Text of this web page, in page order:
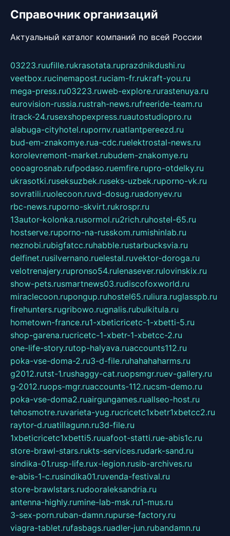
Справочник организаций
Актуальный каталог компаний по всей России
03223.ruufille.rukrasotata.ruprazdnikdushi.ru
veetbox.rucinemapost.ruciam-fr.rukraft-you.ru
mega-press.ru03223.ruweb-explore.rurastenuya.ru
eurovision-russia.rustrah-news.rufreeride-team.ru
itrack-24.rusexshopexpress.ruautostudiopro.ru
alabuga-cityhotel.rupornv.ruatlantpereezd.ru
bud-em-znakomye.rua-cdc.ruelektrostal-news.ru
korolevremont-market.rubudem-znakomye.ru
oooagrosnab.rufpodaso.ruemfire.rupro-otdelky.ru
ukrasotki.ruseksuzbek.ruseks-uzbek.ruporno-vk.ru
sovratili.ruolecoon.ruvd-dosug.ruadonyev.ru
rbc-news.ruporno-skvirt.rukrospr.ru
13autor-kolonka.rusormol.ru2rich.ruhostel-65.ru
hostserve.ruporno-na-russkom.rumishinlab.ru
neznobi.rubigfatcc.ruhabble.rustarbucksvia.ru
delfinet.rusilvernano.ruelestal.ruvektor-doroga.ru
velotrenajery.rupronso54.rulenasever.rulovinskix.ru
show-pets.rusmartnews03.rudiscofoxworld.ru
miraclecoon.rupongup.ruhostel65.ruliura.ruglasspb.ru
firehunters.rugribowo.rugnalis.rubulkitula.ru
hometown-france.ru1-xbeticricetc-1-xbetti-5.ru
shop-garena.rucricetc-1-xbetr-1-xbetcc-2.ru
one-life-story.rutop-halyava.ruaccounts112.ru
poka-vse-doma-2.ru3-d-file.ruhahahaharms.ru
g2012.rutst-1.rushaggy-cat.ruopsmgr.ruev-gallery.ru
g-2012.ruops-mgr.ruaccounts-112.rucsm-demo.ru
poka-vse-doma2.ruairgungames.ruallseo-host.ru
tehosmotre.ruvarieta-yug.rucricetc1xbetr1xbetcc2.ru
raytor-d.ruatillagunn.ru3d-file.ru
1xbeticricetc1xbetti5.ruuafoot-statti.rue-abis1c.ru
store-brawl-stars.rukts-services.rudark-sand.ru
sindika-01.rusp-life.rux-legion.rusib-archives.ru
e-abis-1-c.rusindika01.ruvenda-festival.ru
store-brawlstars.rudooraleksandria.ru
antenna-highly.rumine-lab-msk.ru1-mus.ru
3-sex-porn.ruban-damn.rupurse-factory.ru
viagra-tablet.rufasbags.ruadler-jun.rubandamn.ru